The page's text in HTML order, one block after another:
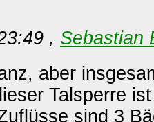
, Sebastian
aber
Talsperre
sind 3